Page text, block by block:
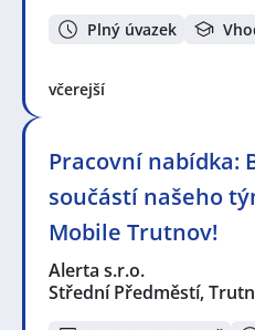
Plný úvazek
včerejší
Pracovní nabídka:
součástí našeho
Mobile Trutnov!
Alerta s.r.o.
Střední Předměstí,